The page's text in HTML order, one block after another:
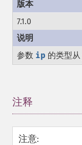
7.1.0
参数 ip 的类型从
注释
注意: